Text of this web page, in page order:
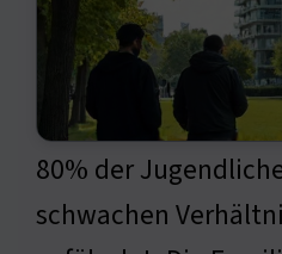
80% der
schwachen